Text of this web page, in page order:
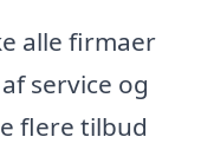
alle firmaer
service og
flere tilbud